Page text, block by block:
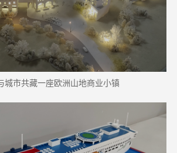
城市共藏一座欧洲山地商业小镇